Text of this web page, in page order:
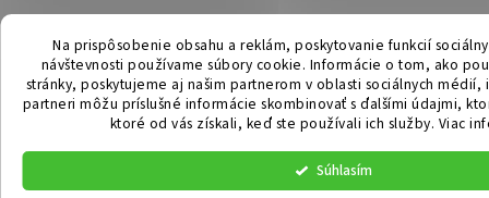
Na prispôsobenie obsahu a reklám, poskytovanie funkcií
návštevnosti používame súbory cookie. Informácie o tom, ako
stránky, poskytujeme aj našim partnerom v oblasti sociálnych
partneri môžu príslušné informácie skombinovať s ďalšími údajmi,
ktoré od vás získali, keď ste používali ich služby. Viac
Súhlasím